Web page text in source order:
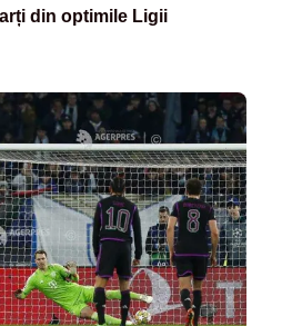
din optimile Ligii